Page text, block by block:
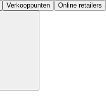
Verkooppunten Online retailers